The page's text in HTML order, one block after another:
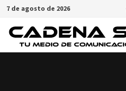
Saltar
contenido
7 de agosto de 2026